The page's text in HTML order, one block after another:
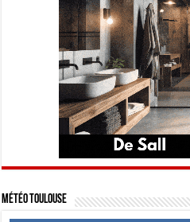
Météo Toulouse